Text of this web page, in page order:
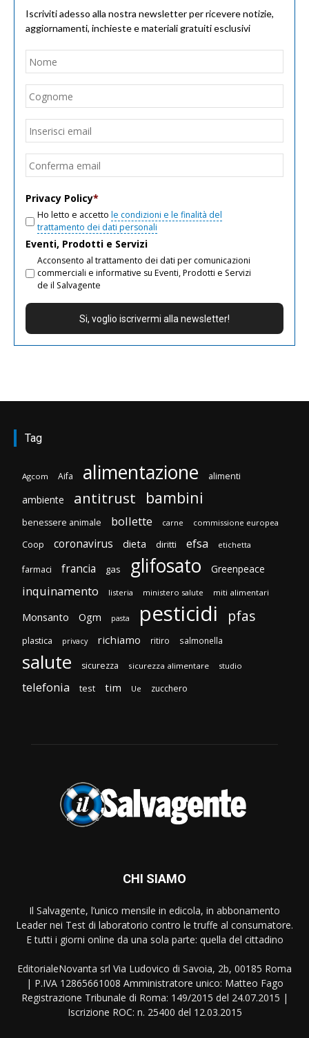
Iscriviti adesso alla nostra newsletter per ricevere notizie,
aggiornamenti, inchieste e materiali gratuiti esclusivi
Nome
Email
Privacy Policy*
Ho letto e accetto le condizioni e le finalità del
trattamento dei dati personali
Eventi, Prodotti e Servizi
Acconsento al trattamento dei dati per comunicazioni
commerciali e informative su Eventi, Prodotti e Servizi
de il Salvagente
Tag
Agcom Aifa alimentazione alimenti
ambiente antitrust bambini
benessere animale bollette carne commissione europea
Coop coronavirus dieta diritti efsa etichetta
farmaci francia gas glifosato Greenpeace
inquinamento listeria ministero salute miti alimentari
Monsanto Ogm pasta pesticidi pfas
plastica privacy richiamo ritiro salmonella
salute sicurezza sicurezza alimentare studio
telefonia test tim Ue zucchero
CHI SIAMO
Il Salvagente, l’unico mensile in edicola, in abbonamento
Leader nei Test di laboratorio contro le truffe al consumatore.
E tutti i giorni online da una sola parte: quella del cittadino
EditorialeNovanta srl Via Ludovico di Savoia, 2b, 00185 Roma
| P.IVA 12865661008 Amministratore unico: Matteo Fago
Registrazione Tribunale di Roma: 149/2015 del 24.07.2015 |
Iscrizione ROC: n. 25400 del 12.03.2015